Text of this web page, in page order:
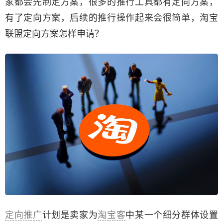
家都会先制定方案，很多的推行工具都有定向方案，
有了定向方案，后续的推行操作起来会很简单，淘宝
联盟定向方案怎样申请？
定向推广计划是卖家为淘宝客中某一个细分群体设置